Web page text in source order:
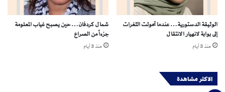
ج
و
ن
د
ع
الوثيقة الدستورية… عندما تحولت الثغرات
إلى بوابة لانهيار الانتقال
منذ 3 أيام
شمال كردفان… حين يصبح غياب المعلومة
جزءاً من الصراع
منذ 3 أيام
الاكثر مشاهدة